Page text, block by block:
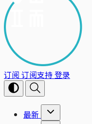
订阅 订阅支持登录
最新